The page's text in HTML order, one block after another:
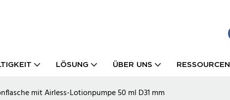
LÖSUNG ÜBER UNS RESSOURCEN
mit Airless-Lotionpumpe 50 ml D31 mm